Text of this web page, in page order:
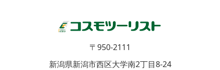
〒950-2111
新潟県新潟市西区大学南2丁目8-24